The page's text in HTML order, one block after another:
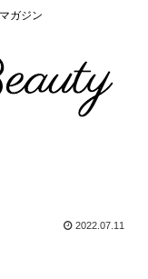
ガジン
2022.07.11